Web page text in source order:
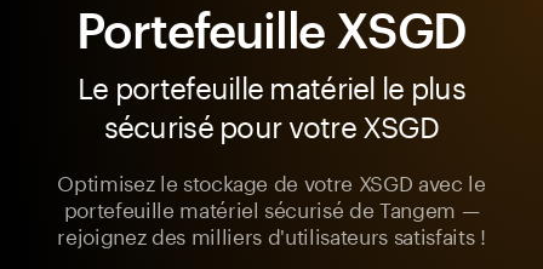
Portefeuille XSGD
Le portefeuille matériel le plus
sécurisé pour votre XSGD
Optimisez le stockage de votre XSGD avec le
portefeuille matériel sécurisé de Tangem —
rejoignez des milliers d'utilisateurs satisfaits !